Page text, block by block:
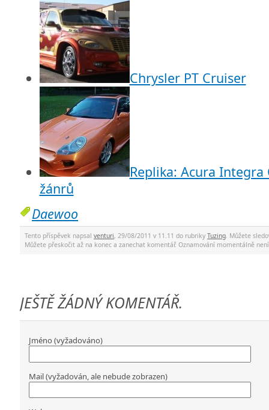
Chrysler PT Cruiser
Replika: Acura Integra
žánrů
Daewoo
Tento příspěvek napsal venturi, 29/08/2011 v 11.11 do rubriky Tuzing. Můžete
Můžete přeskočit až na konec a zanechat komentář. Oznamování momentálně
JEŠTĚ ŽÁDNÝ KOMENTÁŘ.
Jméno (vyžadováno)
Mail (vyžadován, ale nebude zobrazen)